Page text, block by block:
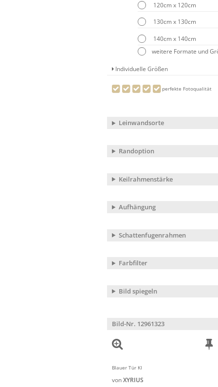
120cm x 120cm
130cm x 130cm
140cm x 140cm
weitere Formate und
Individuelle Größen
perfekte Fotoqualität
Leinwandsorte
Randoption
Keilrahmenstärke
Aufhängung
Schattenfugenrahmen
Farbfilter
Bild spiegeln
Bild-Nr. 12961323
Blauer Tür KI
vonXYRIUS